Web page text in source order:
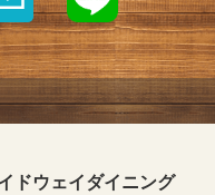
ドウェイダイニング